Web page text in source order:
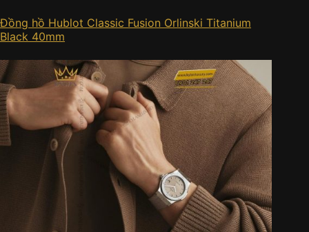
Đồng hồ Hublot Classic Fusion Orlinski Titanium
Black 40mm